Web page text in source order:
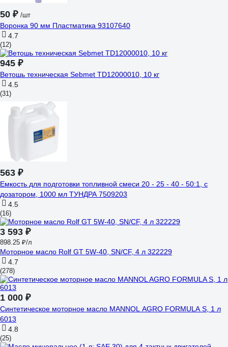
50 ₽ /шт
Воронка 90 мм Пластматика 93107640
4.7
(12)
945 ₽
Ветошь техническая Sebmet TD12000010, 10 кг
4.5
(31)
563 ₽
Емкость для подготовки топливной смеси 20 - 25 - 40 - 50:1, с
дозатором, 1000 мл ТУНДРА 7509203
4.5
(16)
3 593 ₽
898.25 ₽/л
Моторное масло Rolf GT 5W-40, SN/CF, 4 л 322229
4.7
(278)
1 000 ₽
Синтетическое моторное масло MANNOL AGRO FORMULA S, 1 л
6013
4.8
(25)